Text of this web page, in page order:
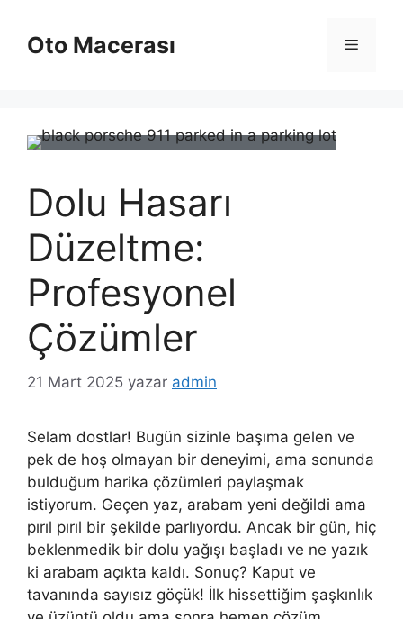
Oto Macerası Menü
Dolu Hasarı
Düzeltme:
Profesyonel
Çözümler
21 Mart 2025 yazar admin
Selam dostlar! Bugün sizinle başıma gelen ve
pek de hoş olmayan bir deneyimi, ama sonunda
bulduğum harika çözümleri paylaşmak
istiyorum. Geçen yaz, arabam yeni değildi ama
pırıl pırıl bir şekilde parlıyordu. Ancak bir gün, hiç
beklenmedik bir dolu yağışı başladı ve ne yazık
ki arabam açıkta kaldı. Sonuç? Kaput ve
tavanında sayısız göçük! İlk hissettiğim şaşkınlık